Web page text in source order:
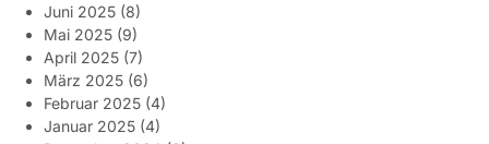
Juni 2025 (8)
Mai 2025 (9)
April 2025 (7)
März 2025 (6)
Februar 2025 (4)
Januar 2025 (4)